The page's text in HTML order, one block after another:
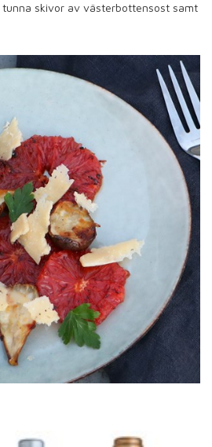
tunna skivor av västerbottensost samt